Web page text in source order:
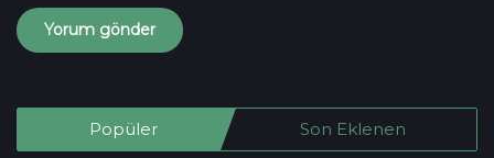
Popüler Son Eklenen